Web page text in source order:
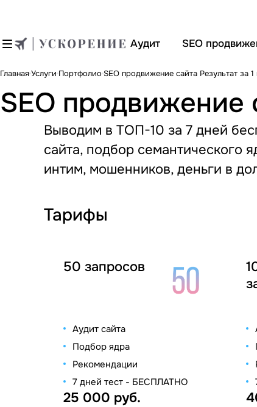
Аудит SEO
Главная Услуги Портфолио SEO продвижение сайта Результат за
SEO продвижение
Выводим в ТОП-10 за 7 дней
сайта, подбор семантического
интим, мошенников, деньги в
Тарифы
50 запросов
Аудит сайта
Подбор ядра
Рекомендации
7 дней тест - БЕСПЛАТНО
25 000 руб.